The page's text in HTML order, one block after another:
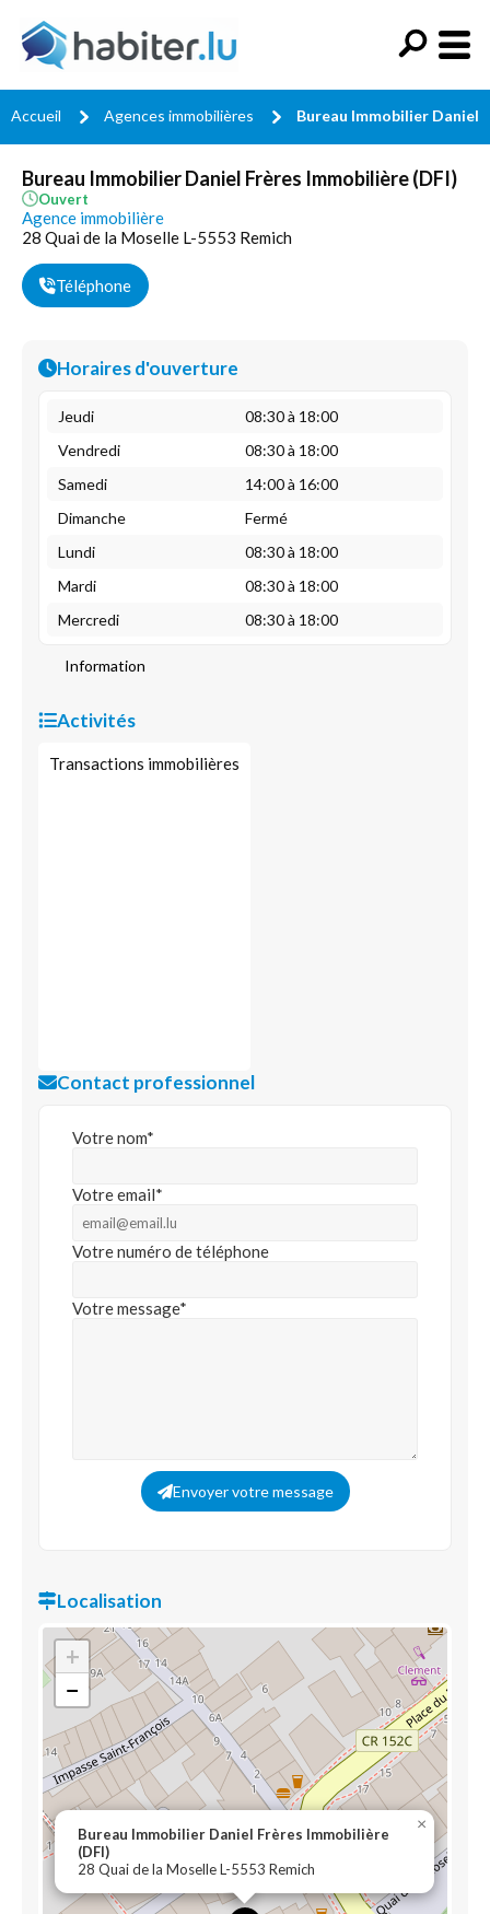
Accueil Agences immobilières Bureau Immobilier Daniel
Bureau Immobilier Daniel Frères Immobilière (DFI)
Ouvert
Agence immobilière
28 Quai de la Moselle L-5553 Remich
Téléphone
Horaires d'ouverture
Jeudi
08:30 à 18:00
Vendredi
08:30 à 18:00
Samedi
14:00 à 16:00
Dimanche
Fermé
Lundi
08:30 à 18:00
Mardi
08:30 à 18:00
Mercredi
08:30 à 18:00
Information
Activités
Transactions immobilières
Contact professionnel
Votre nom*
Votre email*
Votre numéro de téléphone
Votre message*
Envoyer votre message
Localisation
Bureau Immobilier Daniel Frères Immobilière
(DFI)
28 Quai de la Moselle L-5553 Remich
×
+
−